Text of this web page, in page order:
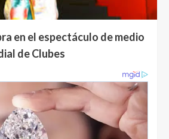
en el espectáculo de medio
de Clubes